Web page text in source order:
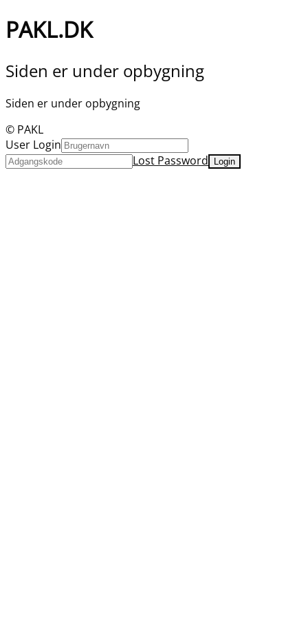
PAKL.DK
Siden er under opbygning
Siden er under opbygning
© PAKL
User Login
Lost Password